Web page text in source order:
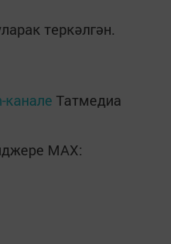
теркәлгән.
канале Татмедиа
MАХ: